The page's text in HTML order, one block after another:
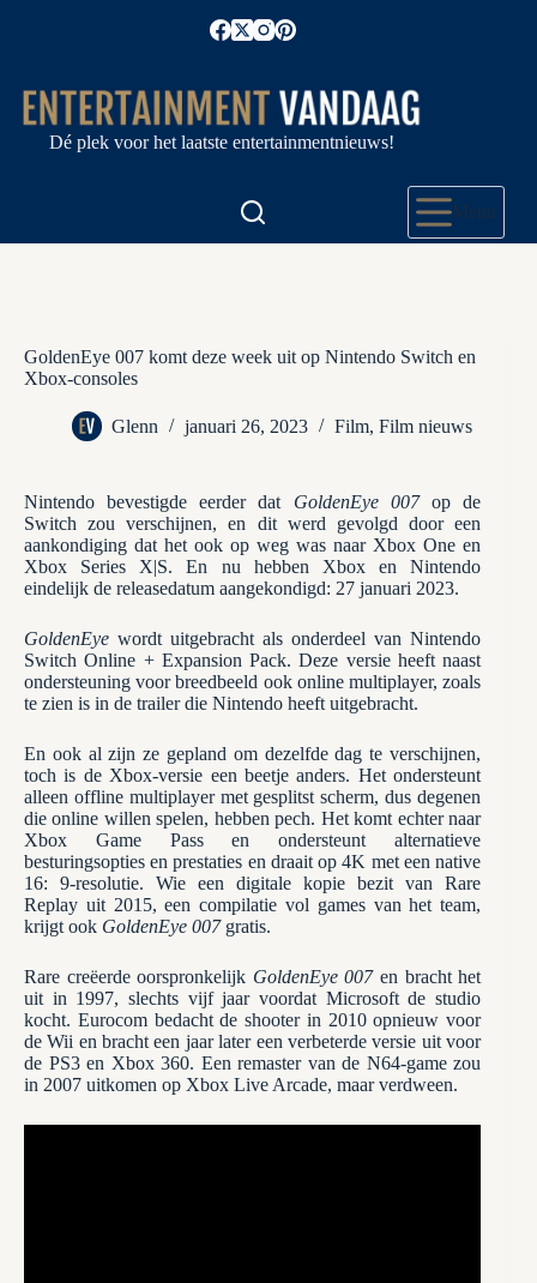
Dé plek voor het laatste entertainmentnieuws!
Menu
GoldenEye 007 komt deze week uit op Nintendo Switch en
Xbox-consoles
Glenn januari 26, 2023 Film, Film nieuws
Nintendo bevestigde eerder dat GoldenEye 007op de
Switch zou verschijnen, en dit werd gevolgd door een
aankondiging dat het ook op weg was naar Xbox One en
Xbox Series X|S. En nu hebben Xbox en Nintendo
eindelijk de releasedatum aangekondigd: 27 januari 2023.
GoldenEye wordt uitgebracht als onderdeel van Nintendo
Switch Online + Expansion Pack. Deze versie heeft naast
ondersteuning voor breedbeeld ook online multiplayer, zoals
te zien is in de trailer die Nintendo heeft uitgebracht.
En ook al zijn ze gepland om dezelfde dag te verschijnen,
toch is de Xbox-versie een beetje anders. Het ondersteunt
alleen offline multiplayer met gesplitst scherm, dus degenen
die online willen spelen, hebben pech. Het komt echter naar
Xbox Game Pass en ondersteunt alternatieve
besturingsopties en prestaties en draait op 4K met een native
16: 9-resolutie. Wie een digitale kopie bezit van Rare
Replay uit 2015, een compilatie vol games van het team,
krijgt ook GoldenEye 007gratis.
Rare creëerde oorspronkelijk GoldenEye 007en bracht het
uit in 1997, slechts vijf jaar voordat Microsoft de studio
kocht. Eurocom bedacht de shooter in 2010 opnieuw voor
de Wii en bracht een jaar later een verbeterde versie uit voor
de PS3 en Xbox 360. Een remaster van de N64-game zou
in 2007 uitkomen op Xbox Live Arcade, maar verdween.